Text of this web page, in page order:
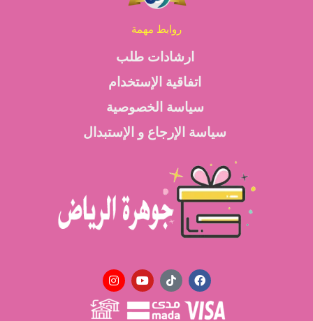
روابط مهمة
ارشادات طلب
اتفاقية الإستخدام
سياسة الخصوصية
سياسة الإرجاع و الإستبدال
F
c
T
k
Y
u
I
n
s